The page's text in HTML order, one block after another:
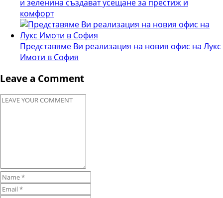
и зеленина създават усещане за престиж и
комфорт
Представяме Ви реализация на новия офис на Лукс
Имоти в София
Leave a Comment